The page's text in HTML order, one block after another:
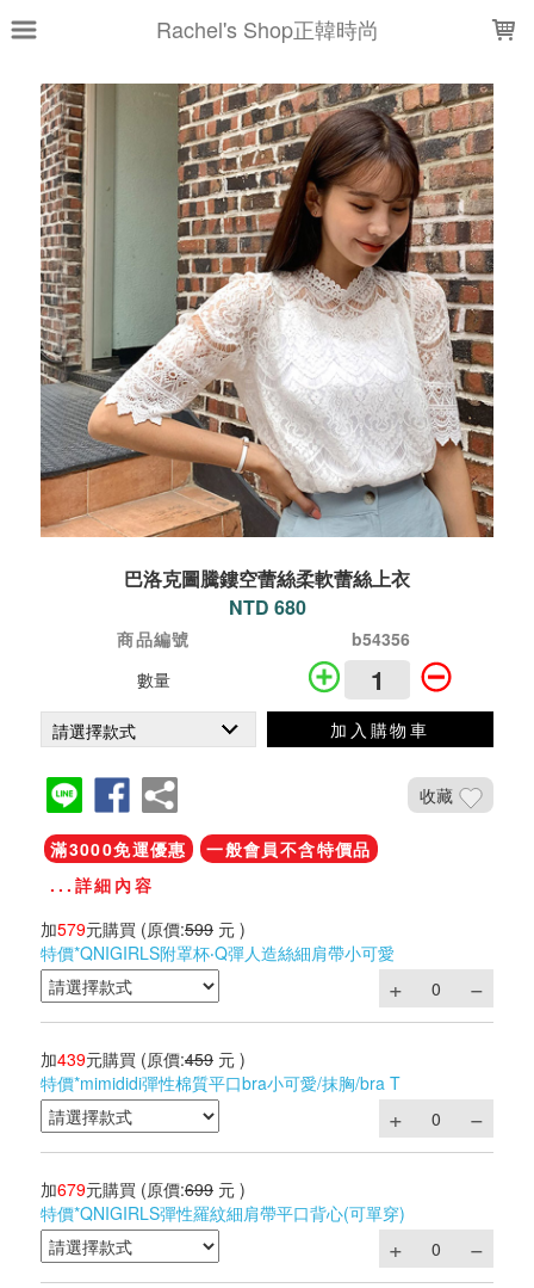
Rachel's Shop正韓時尚
巴洛克圖騰鏤空蕾絲柔軟蕾絲上衣
NTD 680
商品編號
b54356
數量
加入購物車
收藏
滿3000免運優惠
一般會員不含特價品
...詳細內容
加579元購買 (原價:599 元 )
特價*QNIGIRLS附罩杯‧Q彈人造絲細肩帶小可愛
加439元購買 (原價:459 元 )
特價*mimididi彈性棉質平口bra小可愛/抹胸/bra T
加679元購買 (原價:699 元 )
特價*QNIGIRLS彈性羅紋細肩帶平口背心(可單穿)